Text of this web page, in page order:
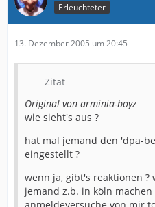
Erleuchteter
13. Dezember 2005 um 20:45
Zitat
Original von arminia-boyz
wie sieht's aus ?
hat mal jemand den 'dpa-
eingestellt ?
wenn ja, gibt's reaktionen ?
jemand z.b. in köln